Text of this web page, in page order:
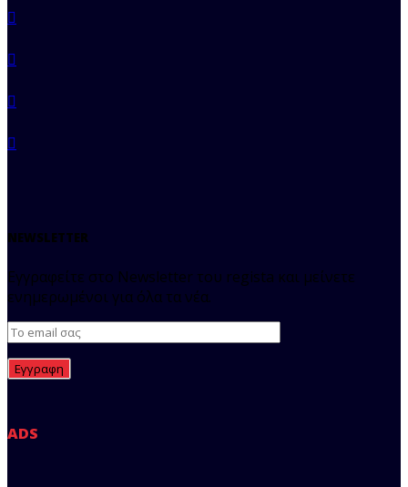
NEWSLETTER
Εγγραφείτε στο Newsletter του regista και μείνετε
ενημερωμένοι για όλα τα νέα.
ADS